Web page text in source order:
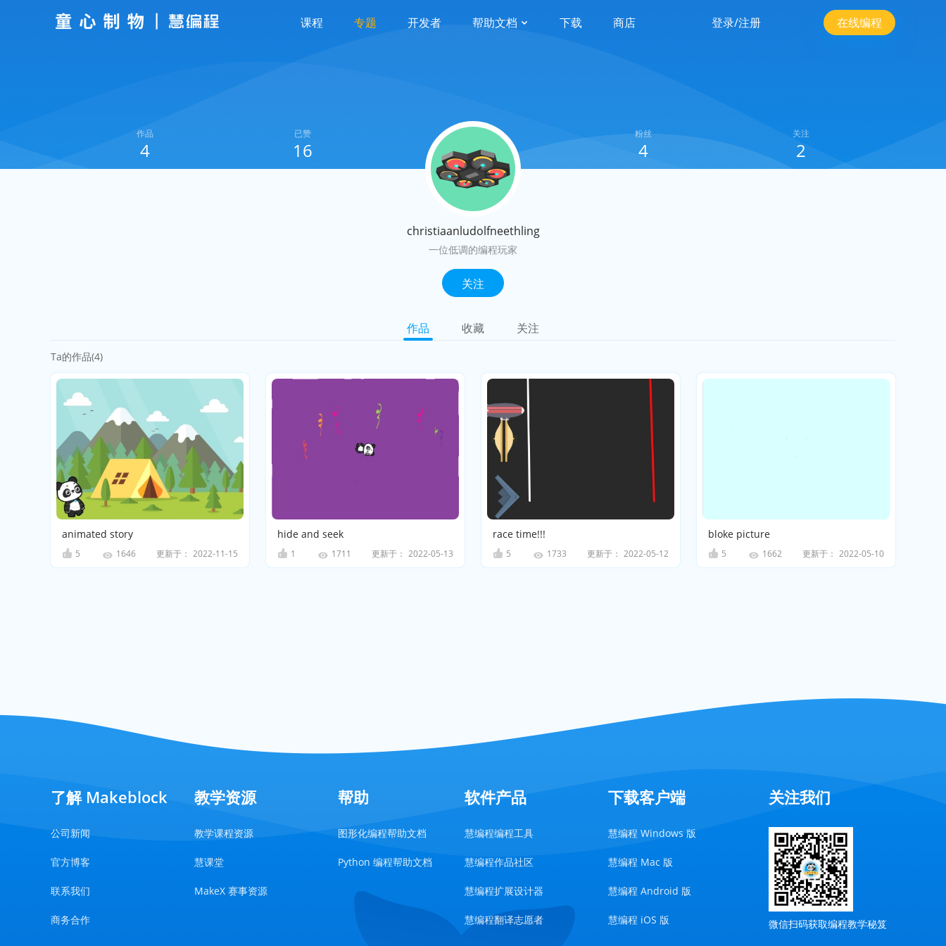
课程 专题 开发者 帮助文档 下载 商店 登录/注册 在线编程
作品
4
已赞
16
粉丝
4
关注
2
christiaanludolfneethling
一位低调的编程玩家
关注
作品 收藏 关注
Ta的作品(4)
animated story
5 1646 更新于： 2022-11-15
hide and seek
1 1711 更新于： 2022-05-13
race time!!!
5 1733 更新于： 2022-05-12
bloke picture
5 1662 更新于： 2022-05-10
了解 Makeblock
公司新闻
官方博客
联系我们
商务合作
教学资源
教学课程资源
慧课堂
MakeX 赛事资源
帮助
图形化编程帮助文档
Python 编程帮助文档
软件产品
慧编程编程工具
慧编程作品社区
慧编程扩展设计器
慧编程翻译志愿者
下载客户端
慧编程 Windows 版
慧编程 Mac 版
慧编程 Android 版
慧编程 iOS 版
关注我们
微信扫码获取编程教学秘笈